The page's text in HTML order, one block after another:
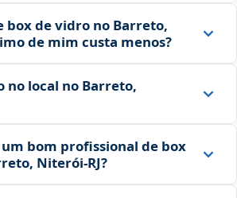
box de vidro no Barreto,
de mim custa menos?
no local no Barreto,
bom profissional de box
Niterói‑RJ?